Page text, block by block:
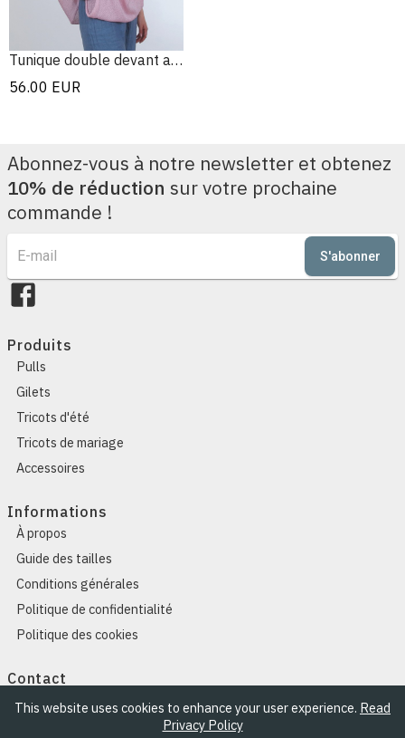
This website uses cookies to enhance your user experience. Read
Privacy Policy
Tunique double devant avec dos allongé
56.00 EUR
Abonnez-vous à notre newsletter et obtenez
10% de réduction sur votre prochaine
commande !
S'abonner
Produits
Pulls
Gilets
Tricots d'été
Tricots de mariage
Accessoires
Informations
À propos
Guide des tailles
Conditions générales
Politique de confidentialité
Politique des cookies
Contact
Contact